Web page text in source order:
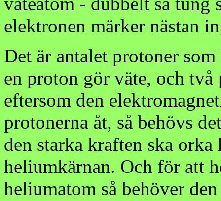
elektronen märker nästan
Det är antalet protoner
en proton gör väte, och
eftersom den
protonerna åt, så behövs
den starka kraften ska
heliumkärnan. Och för att
heliumatom så behöver